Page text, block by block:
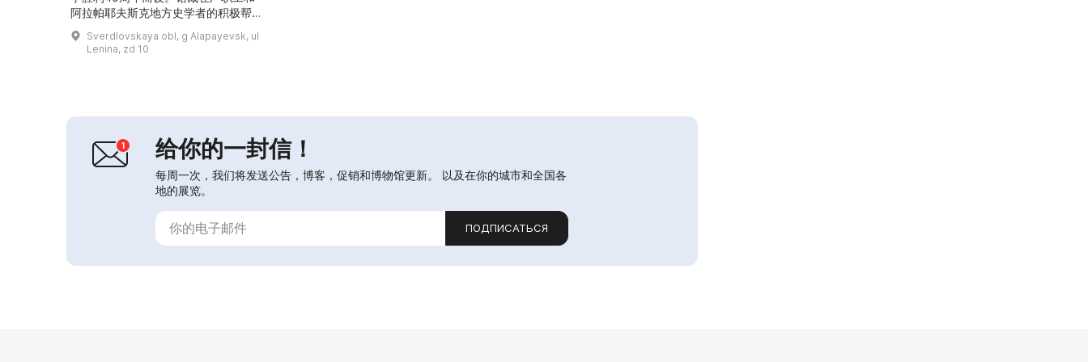
阿拉帕耶夫斯克地方史学者的积极帮助
下建立。最初展品以卫国战争时期的实
物为主：士兵与军官的服装、前线来
信、奖章与表彰文件、战死通知及其他
史。这里可以看到铸铁熔炼和铁加工业
厂的缩微模型、由伊...
Sverdlovskaya obl, g Alapayevsk, ul
Lenina, zd 10
给你的一封信！
每周一次，我们将发送公告，博客，促销和博物馆更新。 以及在你的城市和全国各
地的展览。
ПОДПИСАТЬСЯ